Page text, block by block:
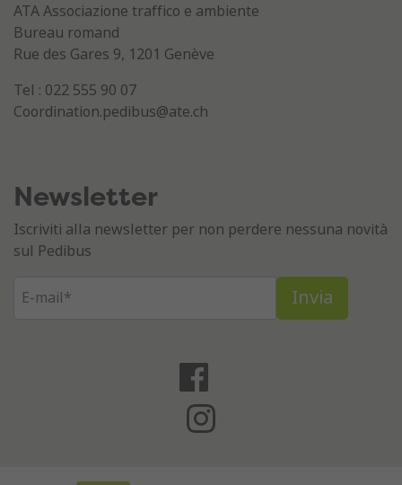
ATA Associazione traffico e ambiente
Bureau romand
Rue des Gares 9, 1201 Genève
Tel : 022 555 90 07
Coordination.pedibus@ate.ch
Newsletter
Iscriviti alla newsletter per non perdere nessuna novità
sul Pedibus